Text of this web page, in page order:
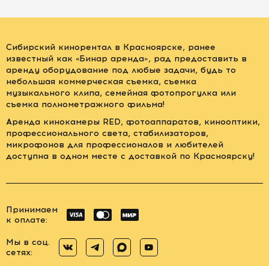
Сибирский кинорентал в Красноярске, ранее
известный как «Бинар аренда», рад предоставить в
аренду оборудование под любые задачи, будь то
небольшая коммерческая съемка, съемка
музыкального клипа, семейная фотопрогулка или
съемка полнометражного фильма!
Аренда кинокамеры RED, фотоаппаратов, кинооптики,
профессионального света, стабилизаторов,
микрофонов для профессионалов и любителей
доступна в одном месте с доставкой по Красноярску!
Принимаем
к оплате:
Мы в соц.
сетях: